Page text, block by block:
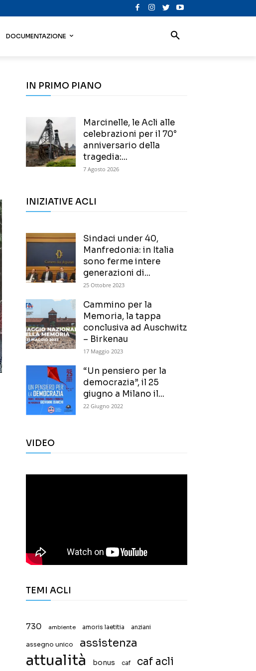
DOCUMENTAZIONE
IN PRIMO PIANO
Marcinelle, le Acli alle
celebrazioni per il 70°
anniversario della
tragedia:...
7 Agosto 2026
INIZIATIVE ACLI
Sindaci under 40,
Manfredonia: in Italia
sono ferme intere
generazioni di...
25 Ottobre 2023
Cammino per la
Memoria, la tappa
conclusiva ad Auschwitz
– Birkenau
17 Maggio 2023
“Un pensiero per la
democrazia”, il 25
giugno a Milano il...
22 Giugno 2022
VIDEO
TEMI ACLI
730 ambiente amoris laetitia anziani
assegno unico assistenza
attualità bonus caf caf acli